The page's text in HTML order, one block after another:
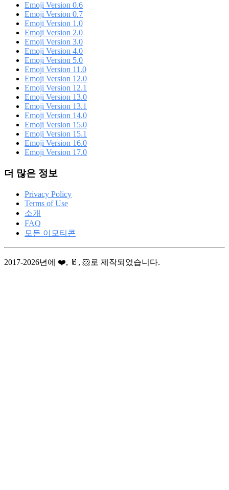
Emoji Version 0.6
Emoji Version 0.7
Emoji Version 1.0
Emoji Version 2.0
Emoji Version 3.0
Emoji Version 4.0
Emoji Version 5.0
Emoji Version 11.0
Emoji Version 12.0
Emoji Version 12.1
Emoji Version 13.0
Emoji Version 13.1
Emoji Version 14.0
Emoji Version 15.0
Emoji Version 15.1
Emoji Version 16.0
Emoji Version 17.0
더 많은 정보
Privacy Policy
Terms of Use
소개
FAQ
모든 이모티콘
2017-2026년에 ❤️, 🥛, 🐹로 제작되었습니다.